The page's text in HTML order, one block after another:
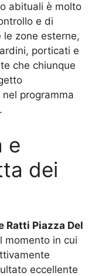
abituali è molto
e di
le zone esterne,
porticati e
che chiunque
programma
e
dei
Ratti Piazza Del
momento in cui
eccellente